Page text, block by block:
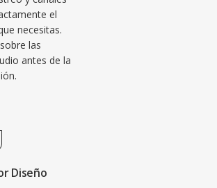
el
necesitas.
las
antes de la
Diseño